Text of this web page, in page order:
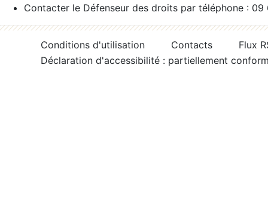
Contacter le Défenseur des droits par téléphone :
Conditions d'utilisation Contacts
Flux
Déclaration d'accessibilité : partiellement